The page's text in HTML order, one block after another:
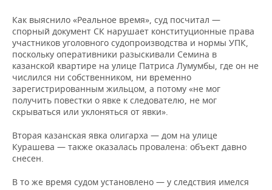
Как выяснило «Реальное время», суд посчитал —
спорный документ СК нарушает конституционные права
участников уголовного судопроизводства и нормы УПК,
поскольку оперативники разыскивали Семина в
казанской квартире на улице Патриса Лумумбы, где он не
числился ни собственником, ни временно
зарегистрированным жильцом, а потому «не мог
получить повестки о явке к следователю, не мог
скрываться или уклоняться от явки».
Вторая казанская явка олигарха — дом на улице
Курашева — также оказалась провалена: объект давно
снесен.
В то же время судом установлено — у следствия имелся